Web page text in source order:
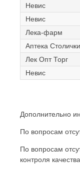
Невис
Невис
Лека-фарм
Аптека Столички
Лек Опт Торг
Невис
Дополнительно
По вопросам
По вопросам
контроля